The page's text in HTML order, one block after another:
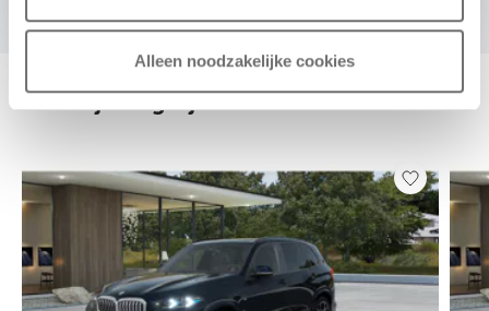
Alleen noodzakelijke cookies
Deze zijn vergelijkbaar